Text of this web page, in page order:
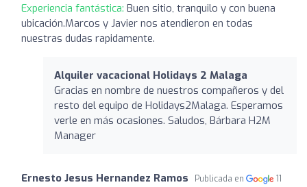
Experiencia fantástica: Buen sitio, tranquilo y con buena
ubicación.Marcos y Javier nos atendieron en todas
nuestras dudas rapidamente.
Alquiler vacacional Holidays 2 Malaga
Gracias en nombre de nuestros compañeros y del
resto del equipo de Holidays2Malaga. Esperamos
verle en más ocasiones. Saludos, Bárbara H2M
Manager
Ernesto Jesus Hernandez Ramos Publicada en
11